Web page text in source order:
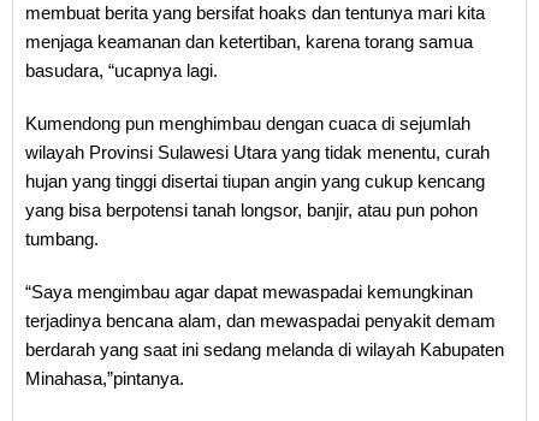
membuat berita yang bersifat hoaks dan tentunya mari kita
menjaga keamanan dan ketertiban, karena torang samua
basudara, “ucapnya lagi.
Kumendong pun menghimbau dengan cuaca di sejumlah
wilayah Provinsi Sulawesi Utara yang tidak menentu, curah
hujan yang tinggi disertai tiupan angin yang cukup kencang
yang bisa berpotensi tanah longsor, banjir, atau pun pohon
tumbang.
“Saya mengimbau agar dapat mewaspadai kemungkinan
terjadinya bencana alam, dan mewaspadai penyakit demam
berdarah yang saat ini sedang melanda di wilayah Kabupaten
Minahasa,”pintanya.